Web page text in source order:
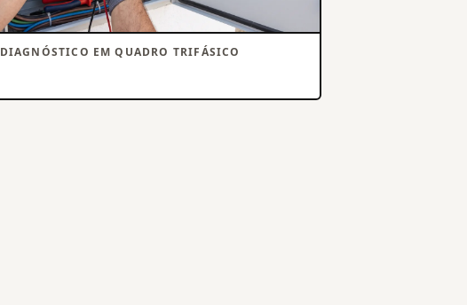
DIAGNÓSTICO EM QUADRO TRIFÁSICO